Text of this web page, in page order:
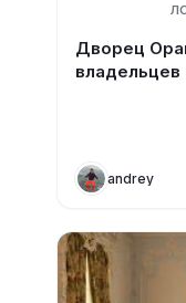
Дворец
владельцев
andrey